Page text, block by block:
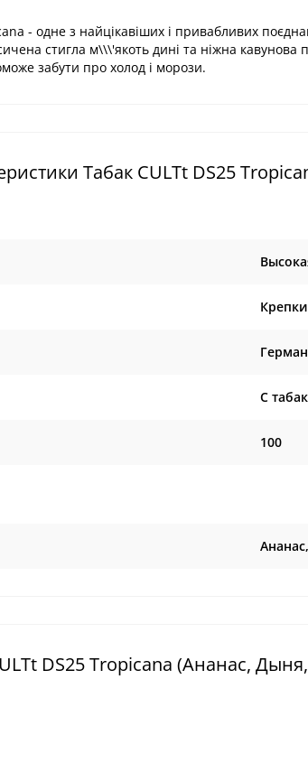
- одне з найцікавіших і привабливих
стигла м\\\'якоть дині та ніжна кавунова
забути про холод і морози.
Табак CULTt DS25
C
100
DS25 Tropicana (Ананас,